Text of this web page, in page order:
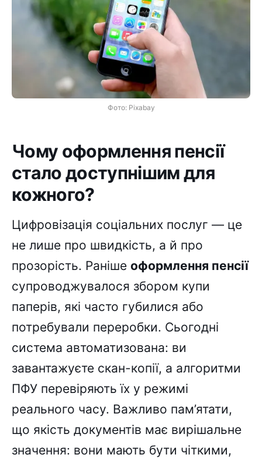
Фото: Pixabay
Чому оформлення пенсії
стало доступнішим для
кожного?
Цифровізація соціальних послуг — це
не лише про швидкість, а й про
прозорість. Раніше оформлення пенсії
супроводжувалося збором купи
паперів, які часто губилися або
потребували переробки. Сьогодні
система автоматизована: ви
завантажуєте скан-копії, а алгоритми
ПФУ перевіряють їх у режимі
реального часу. Важливо пам’ятати,
що якість документів має вирішальне
значення: вони мають бути чіткими,